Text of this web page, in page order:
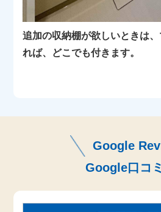
追加の収納棚が欲しいときは
れば、どこでも付きます。
Google
Google口コ